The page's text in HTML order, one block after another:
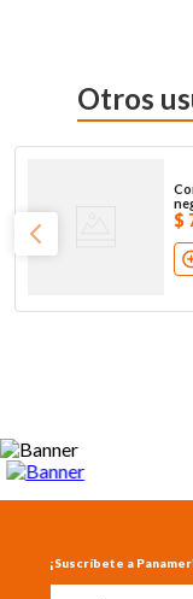
Otros
$
¡Suscríbete a